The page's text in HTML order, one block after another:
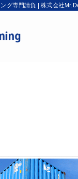
グ専門請負 | 株式会社